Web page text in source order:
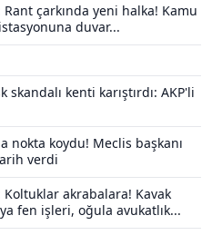
çarkında yeni halka! Kamu
duvar...
skandalı kenti karıştırdı: AKP'li
nokta koydu! Meclis başkanı
verdi
Koltuklar akrabalara! Kavak
fen işleri, oğula avukatlık...